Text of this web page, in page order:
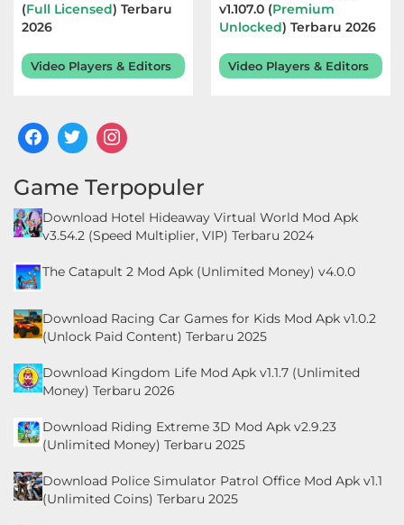
(Full Licensed) Terbaru
2026
Video Players & Editors
v1.107.0 (Premium
Unlocked) Terbaru 2026
Video Players & Editors
Game Terpopuler
Download Hotel Hideaway Virtual World Mod Apk
v3.54.2 (Speed Multiplier, VIP) Terbaru 2024
The Catapult 2 Mod Apk (Unlimited Money) v4.0.0
Download Racing Car Games for Kids Mod Apk v1.0.2
(Unlock Paid Content) Terbaru 2025
Download Kingdom Life Mod Apk v1.1.7 (Unlimited
Money) Terbaru 2026
Download Riding Extreme 3D Mod Apk v2.9.23
(Unlimited Money) Terbaru 2025
Download Police Simulator Patrol Office Mod Apk v1.1
(Unlimited Coins) Terbaru 2025